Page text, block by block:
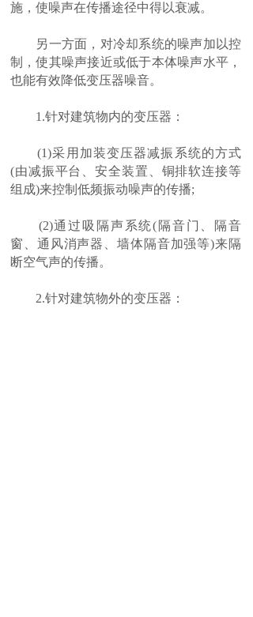
施，使噪声在传播途径中得以衰减。
另一方面，对冷却系统的噪声加以控
制，使其噪声接近或低于本体噪声水平，
也能有效降低变压器噪音。
1.针对建筑物内的变压器：
(1)采用加装变压器减振系统的方式
(由减振平台、安全装置、铜排软连接等
组成)来控制低频振动噪声的传播;
(2)通过吸隔声系统(隔音门、隔音
窗、通风消声器、墙体隔音加强等)来隔
断空气声的传播。
2.针对建筑物外的变压器：